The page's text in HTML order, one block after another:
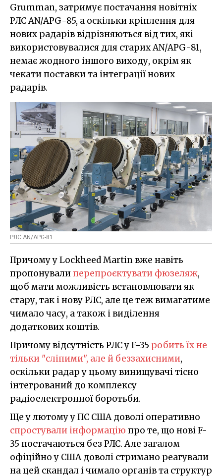
Grumman, затримує постачання новітніх
РЛС AN/APG-85, а оскільки кріплення для
нових радарів відрізняються від тих, які
використовувалися для старих AN/APG-81,
немає жодного іншого виходу, окрім як
чекати поставки та інтеграції нових
радарів.
РЛС AN/APG-81
Причому у Lockheed Martin вже навіть
пропонувалиперепроєктувати фюзеляж,
щоб мати можливість встановлювати як
стару, так і нову РЛС, але це теж вимагатиме
чимало часу, а також і виділення
додаткових коштів.
Причому відсутність РЛС у F-35 робить їх не
тільки "сліпими", але й беззахисними,
оскільки радар у цьому винищувачі тісно
інтегрований до комплексу
радіоелектронної боротьби.
Ще у лютому у ПС США доволі оперативно
спростували інформацію про те, що нові F-
35 постачаються без РЛС. Але загалом
офіційно у США доволі стримано реагували
на цей скандал і чимало органів та структур